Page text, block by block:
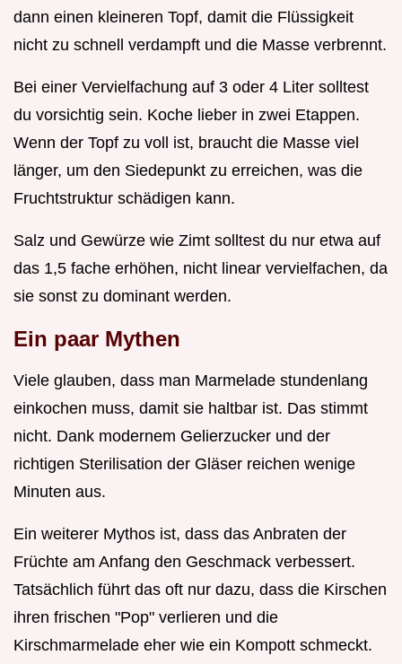
dann einen kleineren Topf, damit die Flüssigkeit
nicht zu schnell verdampft und die Masse verbrennt.
Bei einer Vervielfachung auf 3 oder 4 Liter solltest
du vorsichtig sein. Koche lieber in zwei Etappen.
Wenn der Topf zu voll ist, braucht die Masse viel
länger, um den Siedepunkt zu erreichen, was die
Fruchtstruktur schädigen kann.
Salz und Gewürze wie Zimt solltest du nur etwa auf
das 1,5 fache erhöhen, nicht linear vervielfachen, da
sie sonst zu dominant werden.
Ein paar Mythen
Viele glauben, dass man Marmelade stundenlang
einkochen muss, damit sie haltbar ist. Das stimmt
nicht. Dank modernem Gelierzucker und der
richtigen Sterilisation der Gläser reichen wenige
Minuten aus.
Ein weiterer Mythos ist, dass das Anbraten der
Früchte am Anfang den Geschmack verbessert.
Tatsächlich führt das oft nur dazu, dass die Kirschen
ihren frischen "Pop" verlieren und die
Kirschmarmelade eher wie ein Kompott schmeckt.